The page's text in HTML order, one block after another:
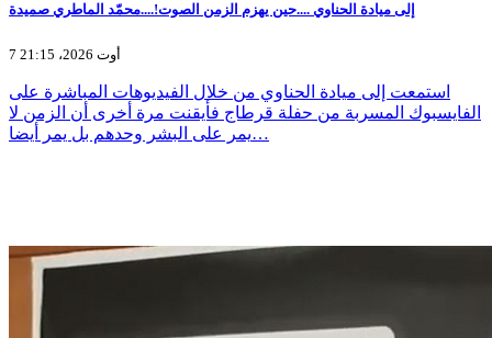
إلى ميادة الحناوي ....حين يهزم الزمن الصوت!....محمّد الماطري صميدة
7 أوت 2026، 21:15
استمعت إلى ميادة الحناوي من خلال الفيديوهات المباشرة على
الفايسبوك المسربة من حفلة قرطاج فأيقنت مرة أخرى أن الزمن لا
يمر على البشر وحدهم بل يمر أيضا…